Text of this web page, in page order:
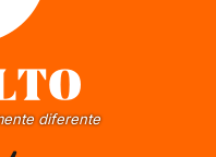
diferente